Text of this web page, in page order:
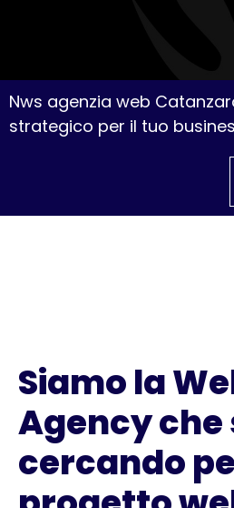
Nws agenzia web
strategico per il tuo
Siamo la
Agency che
cercando